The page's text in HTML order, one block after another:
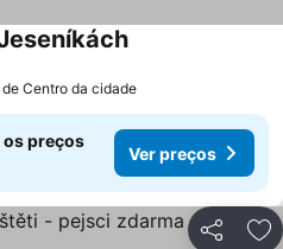
Ver preços
de Centro da cidade
os preços
Ver preços
Partilhar